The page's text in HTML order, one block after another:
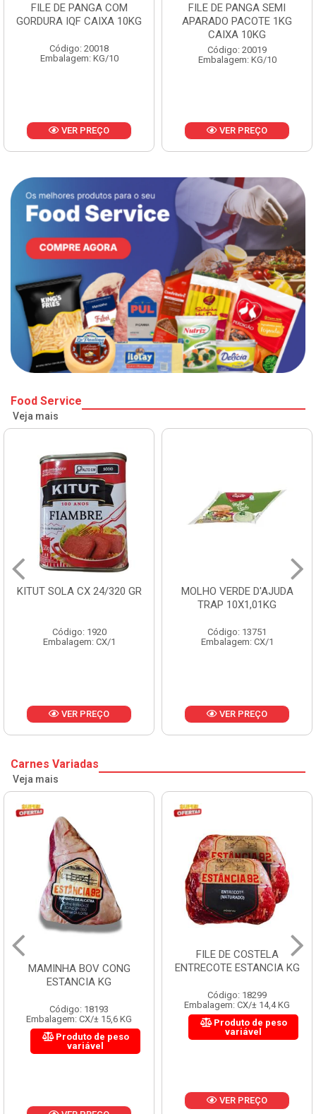
FILE DE PANGA SEMI
APARADO PACOTE 1KG
Código: 20019
Embalagem: KG/10
VER PREÇO
POLACA DESFIADA
PESCAMARES PCT5KG
CX10KG
Código: 20161
Embalagem: KG/10
VER PREÇO
Food Service
Veja mais
MOLHO VERDE D'AJUDA
Código: 13751
Embalagem: CX/1
VER PREÇO
FRUTAS CRISTALIZADAS
CX 10KG
Código: 1785
Embalagem: KG/10
VER PREÇO
Carnes Variadas
Veja mais
MAMINHA BOV CONG
ESTANCIA KG
Código: 18193
Embalagem: CX/± 15,6 KG
Produto de peso
variável
FILE DE COSTELA
ENTRECOTE ESTANCIA KG
Código: 18299
Embalagem: CX/± 14,4 KG
Produto de peso
variável
VER PREÇO